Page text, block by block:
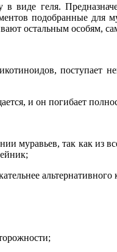
в виде геля.
подобранные для
остальным особям,
поступает
и он погибает
так как из
альтернативного